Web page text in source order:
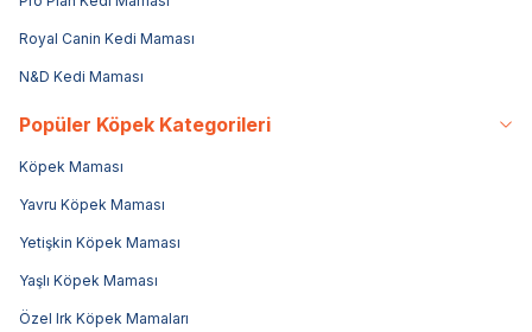
Royal Canin Kedi Maması
N&D Kedi Maması
Popüler Köpek Kategorileri
Köpek Maması
Yavru Köpek Maması
Yetişkin Köpek Maması
Yaşlı Köpek Maması
Özel Irk Köpek Mamaları